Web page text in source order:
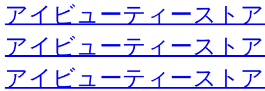
アイビューティースト
アイビューティースト
アイビューティースト